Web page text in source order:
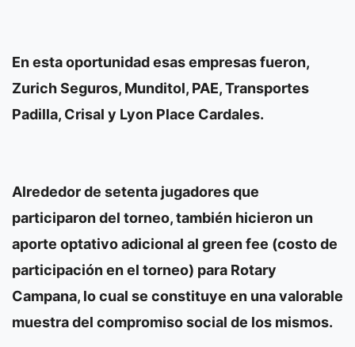
En esta oportunidad esas empresas fueron,
Zurich Seguros, Munditol, PAE, Transportes
Padilla, Crisal y Lyon Place Cardales.
Alrededor de setenta jugadores que
participaron del torneo, también hicieron un
aporte optativo adicional al green fee (costo de
participación en el torneo) para Rotary
Campana, lo cual se constituye en una valorable
muestra del compromiso social de los mismos.